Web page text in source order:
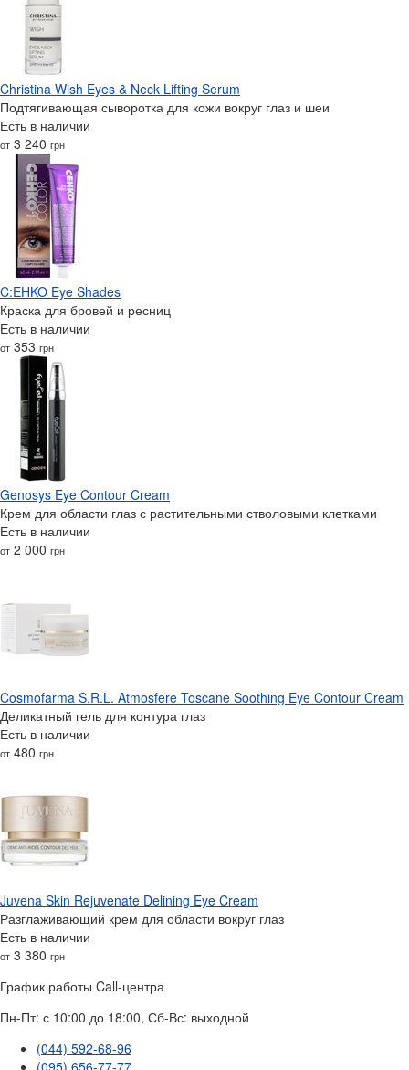
Christina Wish Eyes & Neck Lifting Serum
Подтягивающая сыворотка для кожи вокруг глаз и шеи
Есть в наличии
от 3 240 грн
C:EHKO Eye Shades
Краска для бровей и ресниц
Есть в наличии
от 353 грн
Genosys Eye Contour Cream
Крем для области глаз с растительными стволовыми клетками
Есть в наличии
от 2 000 грн
Cosmofarma S.R.L. Atmosfere Toscane Soothing Eye Contour Cream
Деликатный гель для контура глаз
Есть в наличии
от 480 грн
Juvena Skin Rejuvenate Delining Eye Cream
Разглаживающий крем для области вокруг глаз
Есть в наличии
от 3 380 грн
График работы Call-центра
Пн-Пт: с 10:00 до 18:00, Сб-Вс: выходной
(044) 592-68-96
(095) 656-77-77